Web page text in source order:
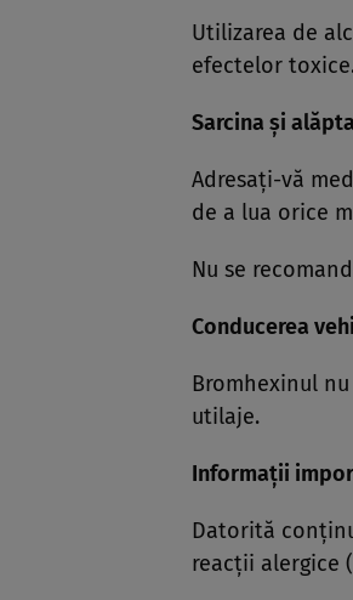
Utilizarea de
efectelor
Sarcina şi
Adresaţi-vă
de a lua orice
Nu se
Conducerea
Bromhexinul
utilaje.
Informaţii
Datorită
reacţii alergice